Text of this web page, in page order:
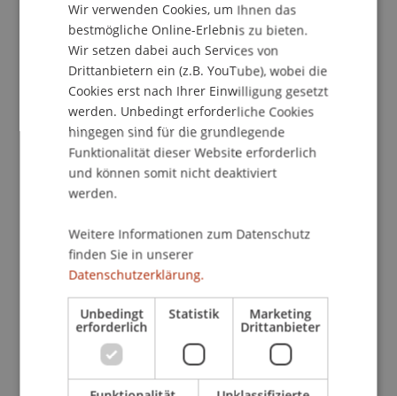
In Vorarlberg wurde 1997 der weltweit erste
Holzbau-Architektur-Wettbewerb veranstaltet
und heuer findet bereits der 15. Vorarlberger
Holzbaupreis statt. Aktuelle Herausforderungen
wie Klimawandel und Ressourcenknappheit
erfordern in allen Lebensbereichen
Veränderungen. Ein möglicher Denkvorgang ist:
Zurück in die Zukunft. Das bedeutet: Mit mehr
Kopfarbeit, mit mehr Sparsamkeit und mit mehr
möglichst Viele – auch beim Bauen.
Angesichts der notwendigen CO2 Einsparungen
in der Bauwirtschaft gilt ein vermehrter
Holzeinsatz weltweit als unverzichtbar. Kein
anderer Baustoff speichert so viel CO2 und
wächst permanent nach. Die CO2 Speicherung
erfolgt zuerst im Wald und danach in den Holz-
gebäuden, während im Wald infolge der
Wir verwenden Cookies, um Ihnen das
bestmögliche Online-Erlebnis zu bieten.
Wir setzen dabei auch Services von
Drittanbietern ein (z.B. YouTube), wobei die
Cookies erst nach Ihrer Einwilligung gesetzt
werden. Unbedingt erforderliche Cookies
hingegen sind für die grundlegende
Funktionalität dieser Website erforderlich
und können somit nicht deaktiviert
werden.
Weitere Informationen zum Datenschutz
finden Sie in unserer
Datenschutzerklärung.
Unbedingt
erforderlich
Statistik Marketing
Drittanbieter